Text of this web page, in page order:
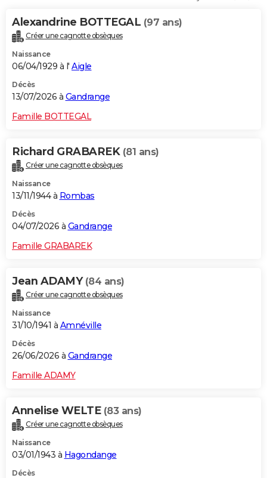
Alimentation
Guide de la santé
Maladies
Médicaments
Sommeil
VOYAGE
Destinations
City break
Voyage nature
Voyage de noces
Forum
Climat
+PHOTO
GUIDES D'ACHAT
Carte de Noël
Carte Bonne année
Carte Saint-Valentin
Carte Pâques
Carte d'anniversaire
DICTIONNAIRE
Dictionnaire
Biographies
Citations
Expressions
Proverbes
PROGRAMME TV
S'inscrire
Se connecter
Lycées
Collèges
Primaires
Universités
Entreprises
Service militaire
Avis de recherche
AVIS DE DÉCÈS
FORUM
Alexandrine BOTTEGAL (97 ans)
Créer une cagnotte obsèques
Naissance
06/04/1929 à l' Aigle
Décès
13/07/2026 à Gandrange
Famille BOTTEGAL
Richard GRABAREK (81 ans)
Créer une cagnotte obsèques
Naissance
13/11/1944 à Rombas
Décès
04/07/2026 à Gandrange
Famille GRABAREK
Jean ADAMY (84 ans)
Créer une cagnotte obsèques
Naissance
31/10/1941 à Amnéville
Décès
26/06/2026 à Gandrange
Famille ADAMY
Annelise WELTE (83 ans)
Créer une cagnotte obsèques
Naissance
03/01/1943 à Hagondange
Décès